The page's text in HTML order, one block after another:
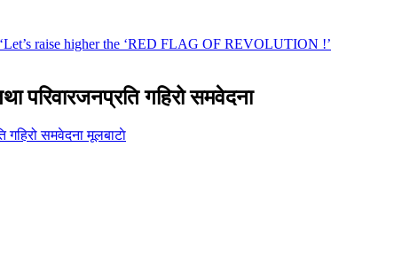
परिवारजनप्रति गहिरो समवेदना
मूलबाटाे